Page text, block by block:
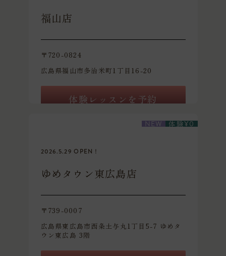
福山店
〒720-0824
広島県福山市多治米町1丁目16-20
体験レッスンを予約
NEW 体験¥0
2026.5.29 OPEN！
ゆめタウン東広島店
〒739-0007
広島県東広島市西条土与丸1丁目5-7 ゆめタ
ウン東広島 3階